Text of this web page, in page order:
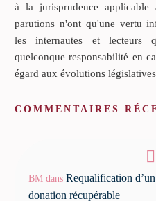
à la jurisprudence
parutions n'ont qu'une vertu
les internautes et lecteurs
quelconque responsabilité en
égard aux évolutions
COMMENTAIRES
BM dans Requalification
donation récupérable